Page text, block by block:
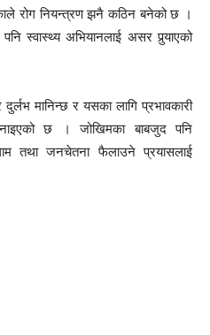
रोग नियन्त्रण झनै कठिन बनेको छ ।
पनि स्वास्थ्य अभियानलाई असर पुर्‍याएको
मानिन्छ र यसका लागि प्रभावकारी
छ । जोखिमका बाबजुद पनि
तथा जनचेतना फैलाउने प्रयासलाई